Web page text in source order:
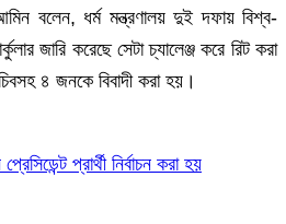
বলেন, ধর্ম মন্ত্রণালয় দুই দফায় বিশ্ব-
জারি করেছে সেটা চ্যালেঞ্জ করে রিট করা
৪ জনকে বিবাদী করা হয়।
প্রার্থী নির্বাচন করা হয়